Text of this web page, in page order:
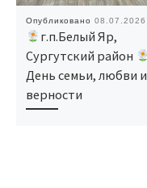
Опубликовано 08.07.2026
г.п.Белый Яр,
Сургутский район
День семьи, любви и
верности